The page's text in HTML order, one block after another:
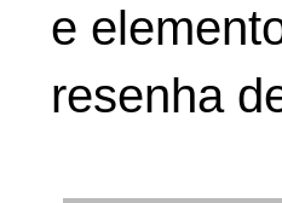
e
resenha